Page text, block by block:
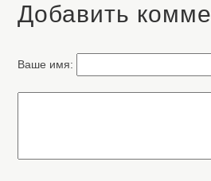
Добавить
Ваше имя: